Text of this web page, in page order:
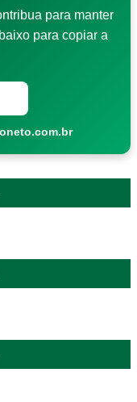
para manter
para copiar a